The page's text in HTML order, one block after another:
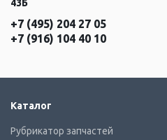
43Б
+7 (495) 204 27 05
+7 (916) 104 40 10
Каталог
Рубрикатор запчастей